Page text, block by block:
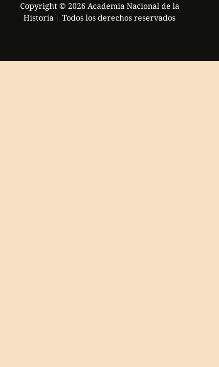
Copyright © 2026 Academia Nacional de la
Historia | Todos los derechos reservados